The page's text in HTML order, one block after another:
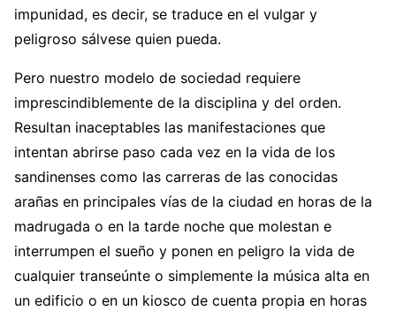
impunidad, es decir, se traduce en el vulgar y
peligroso sálvese quien pueda.
Pero nuestro modelo de sociedad requiere
imprescindiblemente de la disciplina y del orden.
Resultan inaceptables las manifestaciones que
intentan abrirse paso cada vez en la vida de los
sandinenses como las carreras de las conocidas
arañas en principales vías de la ciudad en horas de la
madrugada o en la tarde noche que molestan e
interrumpen el sueño y ponen en peligro la vida de
cualquier transeúnte o simplemente la música alta en
un edificio o en un kiosco de cuenta propia en horas